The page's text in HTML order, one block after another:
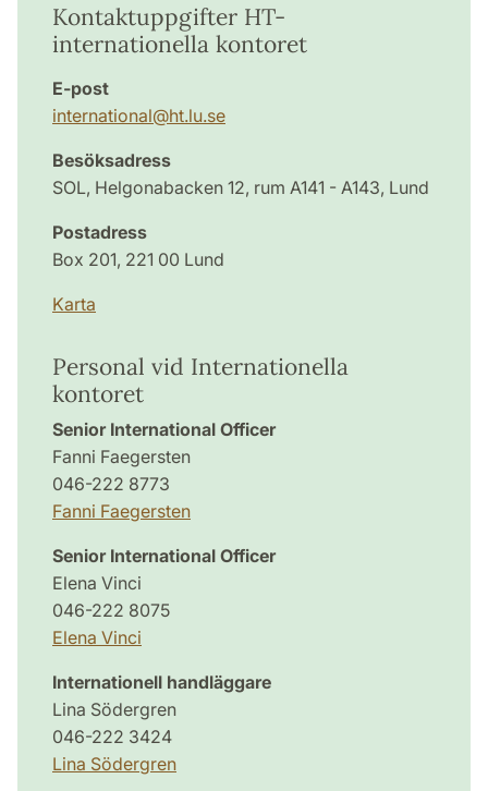
Kontaktuppgifter HT-
internationella kontoret
E-post
international@ht.lu.se
Besöksadress
SOL, Helgonabacken 12, rum A141 - A143, Lund
Postadress
Box 201, 221 00 Lund
Karta
Personal vid Internationella
kontoret
Senior International Officer
Fanni Faegersten
046-222 8773
Fanni Faegersten
Senior International Officer
Elena Vinci
046-222 8075
Elena Vinci
Internationell handläggare
Lina Södergren
046-222 3424
Lina Södergren